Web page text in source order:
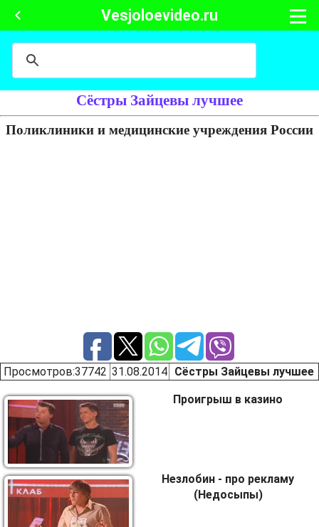
Vesjoloevideo.ru
Сёстры Зайцевы лучшее
Поликлиники и медицинские учреждения России
Просмотров:37742 31.08.2014 Сёстры Зайцевы лучшее
Проигрыш в казино
Незлобин - про рекламу
(Недосыпы)